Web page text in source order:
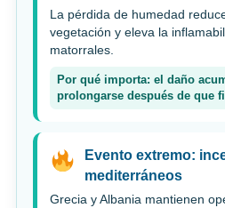
La pérdida de humedad
vegetación y eleva la
matorrales.
Por qué importa: el daño
prolongarse después de que
Evento extremo:
mediterráneos
Grecia y Albania mantienen